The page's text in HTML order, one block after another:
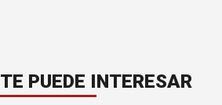
TE PUEDE INTERESAR